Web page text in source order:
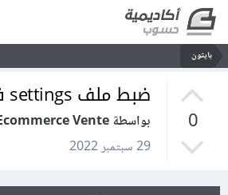
بايثون
0
ضبط ملف settings في django
بواسطة Ecommerce Vente
29 سبتمبر 2022